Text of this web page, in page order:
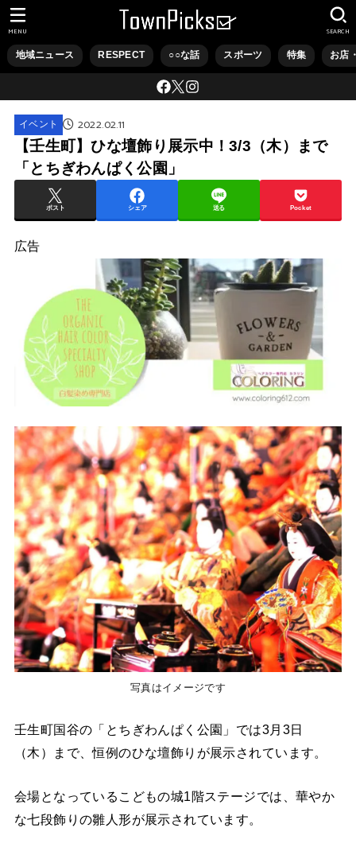
地域ニュース RESPECT ○○な話 スポーツ 特集 お店
SEARCH
MENU
イベント 2022.02.11
【壬生町】ひな壇飾り展示中！3/3（木）まで
「とちぎわんぱく公園」
ポスト シェア 送る Pocket
広告
写真はイメージです
壬生町国谷の「とちぎわんぱく公園」では3月3日
（木）まで、恒例のひな壇飾りが展示されています。
会場となっているこどもの城1階ステージでは、華やか
な七段飾りの雛人形が展示されています。